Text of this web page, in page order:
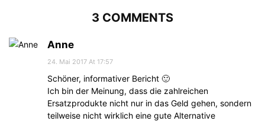
3 COMMENTS
Anne
24. Mai 2017 At 17:57
Schöner, informativer Bericht 🙂
Ich bin der Meinung, dass die zahlreichen
Ersatzprodukte nicht nur in das Geld gehen, sondern
teilweise nicht wirklich eine gute Alternative